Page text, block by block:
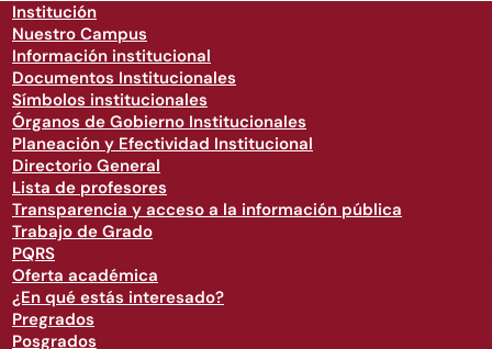
Institución
Nuestro Campus
Información institucional
Documentos Institucionales
Símbolos institucionales
Órganos de Gobierno Institucionales
Planeación y Efectividad Institucional
Directorio General
Lista de profesores
Transparencia y acceso a la información pública
Trabajo de Grado
PQRS
Oferta académica
¿En qué estás interesado?
Pregrados
Posgrados